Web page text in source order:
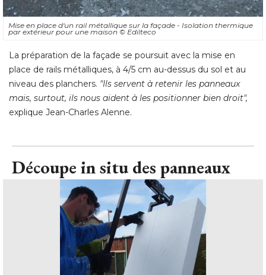
Mise en place d'un rail métallique sur la façade - Isolation thermique
par extérieur pour une maison © Edilteco
La préparation de la façade se poursuit avec la mise en
place de rails métalliques, à 4/5 cm au-dessus du sol et au
niveau des planchers. "Ils servent à retenir les panneaux
mais, surtout, ils nous aident à les positionner bien droit",
explique Jean-Charles Alenne.
Découpe in situ des panneaux